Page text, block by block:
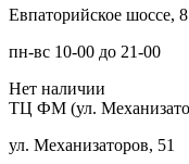
Евпаторийское шоссе, 8
пн-вс 10-00 до 21-00
Нет наличии
ТЦ ФМ (ул.
ул. Механизаторов, 51